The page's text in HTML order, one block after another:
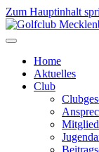
Zum Hauptinhalt
Home
Aktuelles
Club